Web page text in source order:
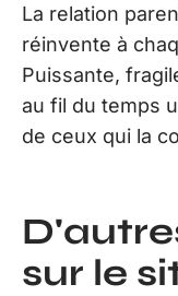
La relation
réinvente à
Puissante,
au fil du temps
de ceux qui la
sur le